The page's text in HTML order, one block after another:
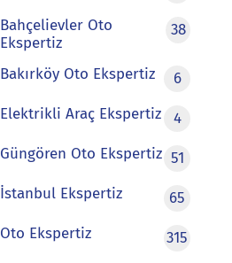
Bahçelievler Oto
Ekspertiz
38
Bakırköy Oto Ekspertiz
6
Elektrikli Araç Ekspertiz
4
Güngören Oto Ekspertiz 51
İstanbul Ekspertiz
65
Oto Ekspertiz
315